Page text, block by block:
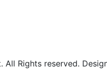
Rights reserved.